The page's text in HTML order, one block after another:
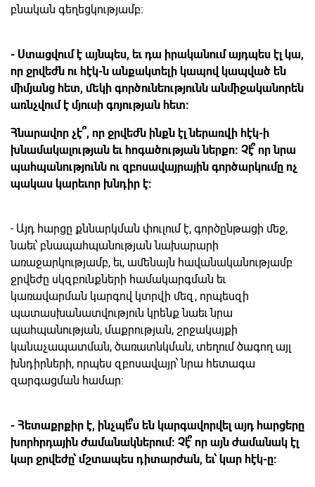
բնական գեղեցկությամբ:
- Ստացվում է այնպես, եւ դա իրականում այդպես էլ կա,
որ ջրվեժն ու հէկ-ն անքակտելի կապով կապված են
միմյանց հետ, մեկի գործունեությունն անմիջականորեն
առնչվում է մյուսի գոյության հետ:
Հնարավոր չէ ՞, որ ջրվեժն ինքն էլ ներառվի հէկ-ի
խնամակալության եւ հոգածության ներքո: Չէ՞ որ նրա
պահպանությունն ու զբոսավայրային գործարկումը ոչ
պակաս կարեւոր խնդիր է:
- Այդ հարցը քննարկման փուլում է, գործընթացի մեջ,
նաեւ՝ բնապահպանության նախարարի
առաջարկությամբ, եւ, ամենայն հավանականությամբ
ջրվեժը սկզբունքների համակարգման եւ
կառավարման կարգով կտրվի մեզ, որպեսզի
պատասխանատվություն կրենք նաեւ նրա
պահպանության, մաքրության, շրջակայքի
կանաչապատման, ծառատնկման, տեղում ծագող այլ
խնդիրների, որպես զբոսավայր՝ նրա հետագա
զարգացման համար:
- Հետաքրքիր է, ինչպե՞ս են կարգավորվել այդ հարցերը
խորհրդային ժամանակներում: Չէ՞ որ այն ժամանակ էլ
կար ջրվեժը՝ մշտապես դիտարժան, եւ՝ կար հէկ-ը: